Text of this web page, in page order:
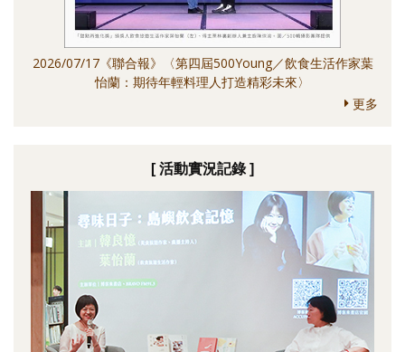
2026/07/17《聯合報》〈第四屆500Young／飲食生活作家葉
怡蘭：期待年輕料理人打造精彩未來〉
更多
[ 活動實況記錄 ]